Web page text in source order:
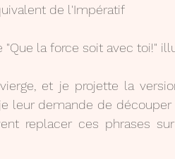
de l'Impératif
"Que la force soit avec toi!"
et je projette la
leur demande de découper
replacer ces phrases